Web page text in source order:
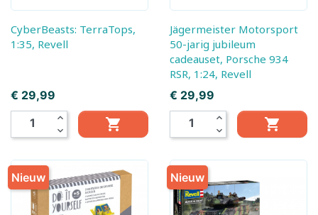
CyberBeasts: TerraTops,
1:35, Revell
Prijs
€ 29,99
expand_less
expand_more

Jägermeister Motorsport
50-jarig jubileum
cadeauset, Porsche 934
RSR, 1:24, Revell
Prijs
€ 29,99
expand_less
expand_more

Nieuw Nieuw